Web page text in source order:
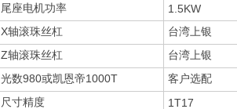
尾座电机功率
1.5KW
X轴滚珠丝杠 台湾上银
Z轴滚珠丝杠
台湾上银
光数980或凯恩帝1000T 客户选配
尺寸精度 1T17